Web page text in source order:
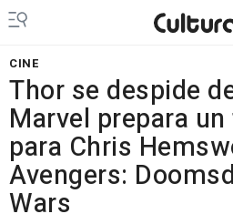
CINE
Thor se despide
Marvel prepara
para Chris
Avengers:
Wars